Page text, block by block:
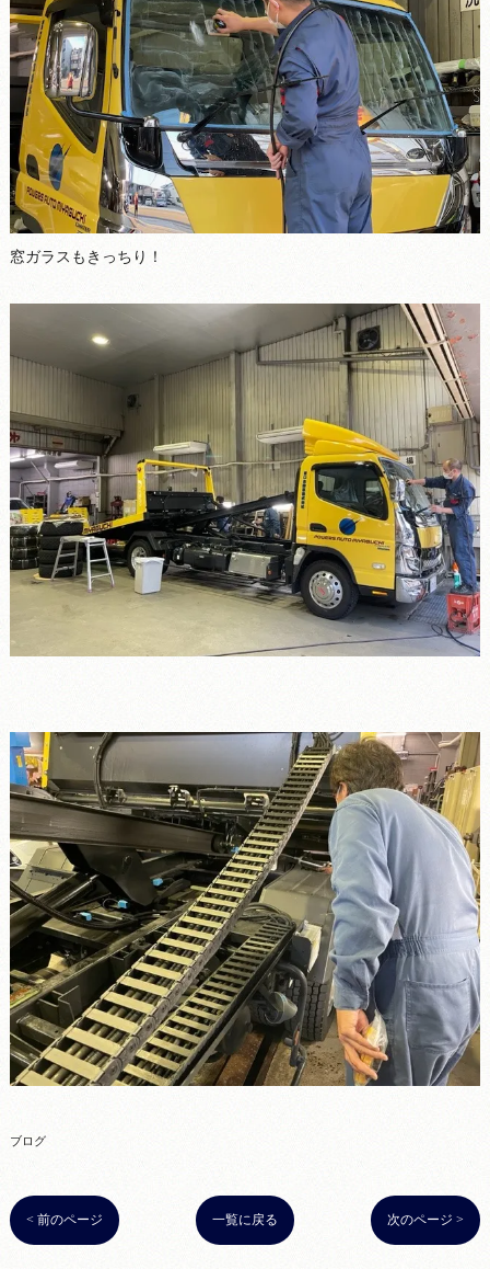
窓ガラスもきっちり！
ブログ
< 前のページ 一覧に戻る 次のページ >